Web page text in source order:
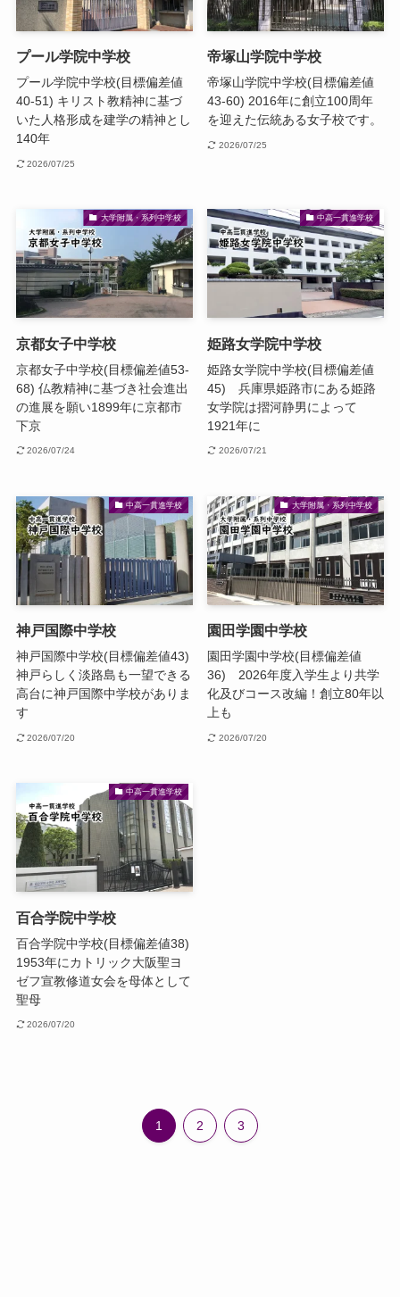
プール学院中学校
プール学院中学校(目標偏差値
40-51) キリスト教精神に基づ
いた人格形成を建学の精神とし
140年
2026/07/25
帝塚山学院中学校
帝塚山学院中学校(目標偏差値
43-60) 2016年に創立100周年
を迎えた伝統ある女子校です。
2026/07/25
大学附属・系列中学校
京都女子中学校
京都女子中学校(目標偏差値53-
68) 仏教精神に基づき社会進出
の進展を願い1899年に京都市
下京
2026/07/24
中高一貫進学校
姫路女学院中学校
姫路女学院中学校(目標偏差値
45) 兵庫県姫路市にある姫路
女学院は摺河静男によって
1921年に
2026/07/21
中高一貫進学校
神戸国際中学校
神戸国際中学校(目標偏差値43)
神戸らしく淡路島も一望できる
高台に神戸国際中学校がありま
す
2026/07/20
大学附属・系列中学校
園田学園中学校
園田学園中学校(目標偏差値
36) 2026年度入学生より共学
化及びコース改編！創立80年以
上も
2026/07/20
中高一貫進学校
百合学院中学校
百合学院中学校(目標偏差値38)
1953年にカトリック大阪聖ヨ
ゼフ宣教修道女会を母体として
聖母
2026/07/20
1 2 3